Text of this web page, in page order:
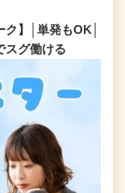
】│単発もOK│
スグ働ける